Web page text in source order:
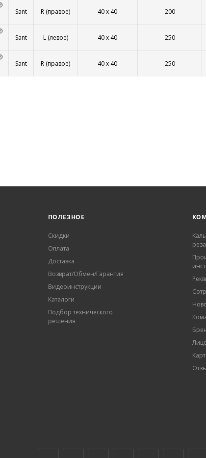
Sant R (правое) 40 x 40 200
Sant L (левое) 40 x 40 250
Sant R (правое) 40 x 40 250
ПОЛЕЗНОЕ
Скидки
Оплата
Доставка
Возврат/Обмен/Гарантия
Видеоинструкции
Каталоги
Подбор технического
решения